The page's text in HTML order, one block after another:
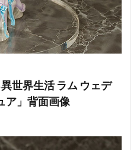
世界生活 ラム ウェデ
ア」背面画像